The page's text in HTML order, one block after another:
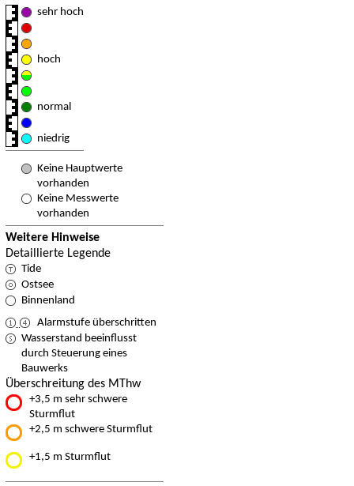
sehr hoch
hoch
normal
niedrig
Keine Hauptwerte
vorhanden
Keine Messwerte
vorhanden
Weitere Hinweise
Detaillierte Legende
Tide
Ostsee
Binnenland
Alarmstufe überschritten
Wasserstand beeinflusst
durch Steuerung eines
Bauwerks
Überschreitung des MThw
+3,5 m sehr schwere
Sturmflut
+2,5 m schwere Sturmflut
+1,5 m Sturmflut